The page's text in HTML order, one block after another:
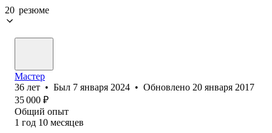
20 резюме
Мастер
36 лет • Был 7 января 2024 • Обновлено 20 января 2017
35 000 ₽
Общий опыт
1 год 10 месяцев